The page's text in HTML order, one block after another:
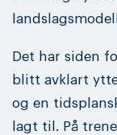
Det har siden
blitt avklart
og en
lagt til. På